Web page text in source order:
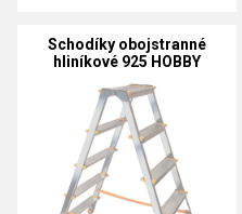
Schodíky obojstranné
hliníkové 925 HOBBY